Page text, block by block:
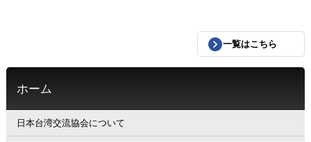
一覧はこちら
ホーム
日本台湾交流協会について